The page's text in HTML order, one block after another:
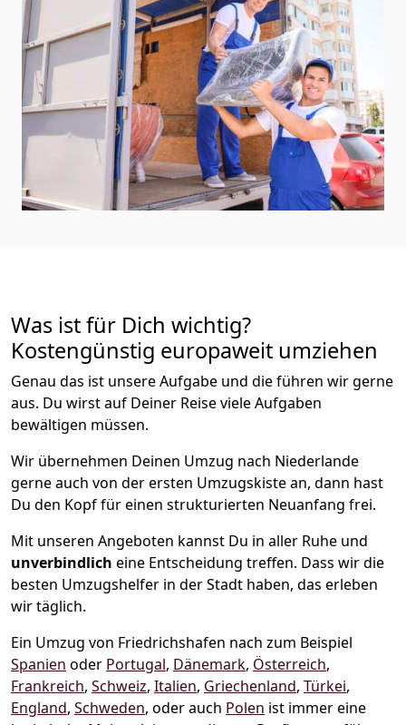
Was ist für Dich wichtig?
Kostengünstig europaweit umziehen
Genau das ist unsere Aufgabe und die führen wir gerne
aus. Du wirst auf Deiner Reise viele Aufgaben
bewältigen müssen.
Wir übernehmen Deinen Umzug nach Niederlande
gerne auch von der ersten Umzugskiste an, dann hast
Du den Kopf für einen strukturierten Neuanfang frei.
Mit unseren Angeboten kannst Du in aller Ruhe und
unverbindlich eine Entscheidung treffen. Dass wir die
besten Umzugshelfer in der Stadt haben, das erleben
wir täglich.
Ein Umzug von Friedrichshafen nach zum Beispiel
Spanien oder Portugal, Dänemark, Österreich,
Frankreich, Schweiz, Italien, Griechenland, Türkei,
England, Schweden, oder auch Polen ist immer eine